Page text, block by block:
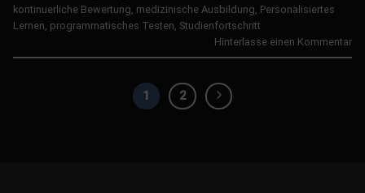
kontinuerliche Bewertung medizinische Ausbildung Personalisiertes
Lernen programmatisches Testen Studienfortschritt
Hinterlasse einen Kommentar
1 2